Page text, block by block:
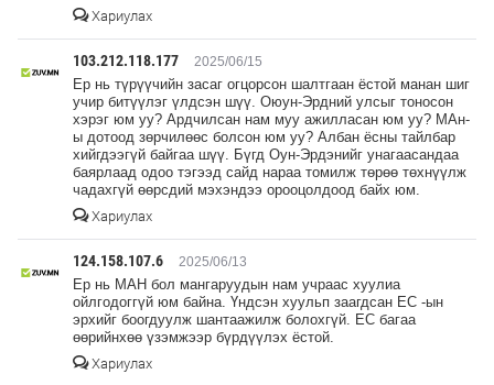
Хариулах
103.212.118.177 2025/06/15
Ер нь түрүүчийн засаг огцорсон шалтгаан ёстой манан шиг
учир битүүлэг үлдсэн шүү. Оюун-Эрдний улсыг тоносон
хэрэг юм уу? Ардчилсан нам муу ажилласан юм уу? МАн-
ы дотоод зөрчилөөс болсон юм уу? Албан ёсны тайлбар
хийгдээгүй байгаа шүү. Бүгд Оун-Эрдэнийг унагаасандаа
баярлаад одоо тэгээд сайд нараа томилж төрөө төхнүүлж
чадахгүй өөрсдий мэхэндээ орооцолдоод байх юм.
Хариулах
124.158.107.6 2025/06/13
Ер нь МАН бол мангаруудын нам учраас хуулиа
ойлгодоггүй юм байна. Үндсэн хуульп заагдсан ЕС -ын
эрхийг боогдуулж шантаажилж болохгүй. ЕС багаа
өөрийнхөө үзэмжээр бүрдүүлэх ёстой.
Хариулах